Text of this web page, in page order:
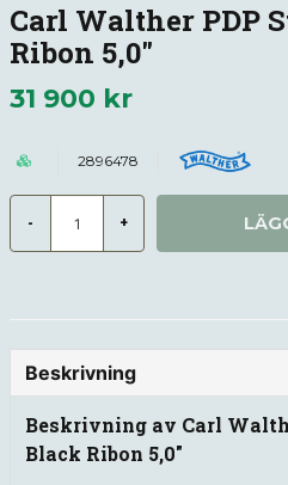
Carl Walther PDP
Ribon 5,0"
31 900 kr
2896478
- +
Beskrivning
Beskrivning av Carl
Black Ribon 5,0"